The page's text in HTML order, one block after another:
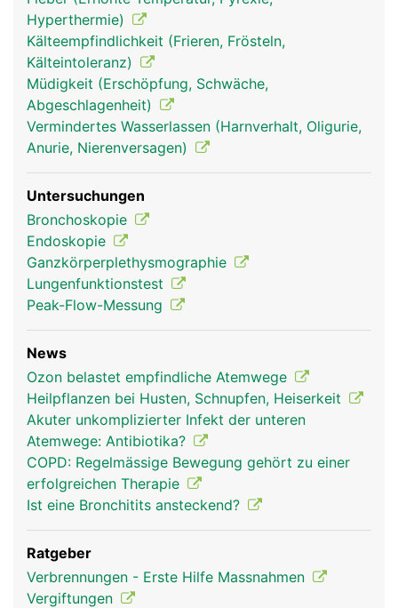
Atemwege Mann
Atemwege Mann
Atemwege Frau
Kopf Links
Hyperthermie)
Kälteempfindlichkeit (Frieren, Frösteln,
Kälteintoleranz)
Müdigkeit (Erschöpfung, Schwäche,
Abgeschlagenheit)
Vermindertes Wasserlassen (Harnverhalt, Oligurie,
Anurie, Nierenversagen)
Untersuchungen
Bronchoskopie
Endoskopie
Ganzkörperplethysmographie
Lungenfunktionstest
Peak-Flow-Messung
News
Ozon belastet empfindliche Atemwege
Heilpflanzen bei Husten, Schnupfen, Heiserkeit
Akuter unkomplizierter Infekt der unteren
Atemwege: Antibiotika?
COPD: Regelmässige Bewegung gehört zu einer
erfolgreichen Therapie
Ist eine Bronchitits ansteckend?
Ratgeber
Verbrennungen - Erste Hilfe Massnahmen
Vergiftungen